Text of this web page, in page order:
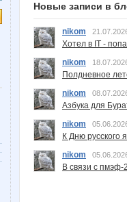
Новые записи в
nikom
Хотел в IT -
nikom
Полдневное
nikom
Азбука для
nikom
К Дню русского
nikom
В связи с пмэф-